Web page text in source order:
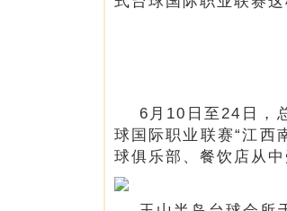
6月10日至24日，
球国际职业联赛“江西
球俱乐部、餐饮店从中